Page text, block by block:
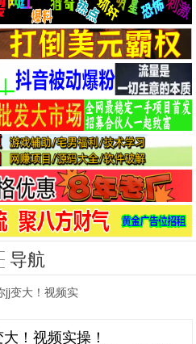
导航
jj变大！视频实
！视频实操！